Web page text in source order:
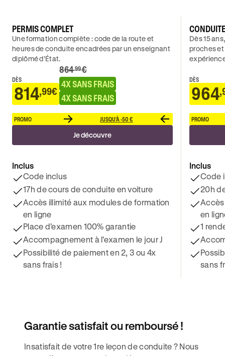
PERMIS COMPLET
Une formation complète : code de la route et
heures de conduite encadrées par un enseignant
diplômé d’État.
DÈS
814,99€
864 .99€
4X SANS FRAIS
4X SANS FRAIS
PROMO JUSQU'À -50 €
Je découvre
Inclus
Code inclus
17h de cours de conduite en voiture
Accès illimité aux modules de formation
en ligne
Place d’examen 100% garantie
Accompagnement à l'examen le jour J
Possibilité de paiement en 2, 3 ou 4x
sans frais !
Dès 15
proches
DÈS
964
PROMO
Inclus
Code
20h
en
1
sans
Garantie satisfait ou remboursé !
Insatisfait de votre 1re leçon de conduite ? Nous